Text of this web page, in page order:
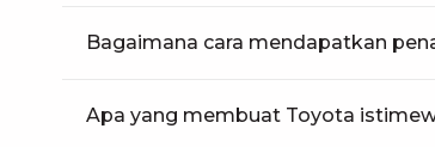
Bagaimana cara mendapatkan
Apa yang membuat Toyota